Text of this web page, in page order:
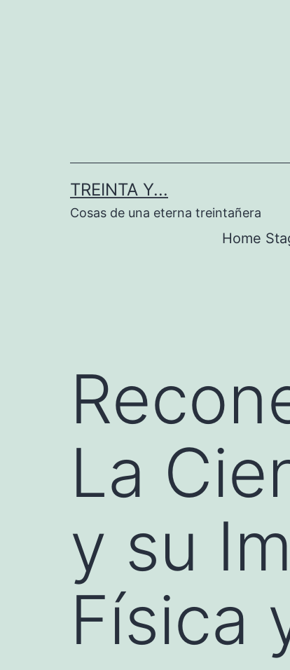
TREINTA Y...
Cosas de una eterna treintañera
Home
La
y su
Física